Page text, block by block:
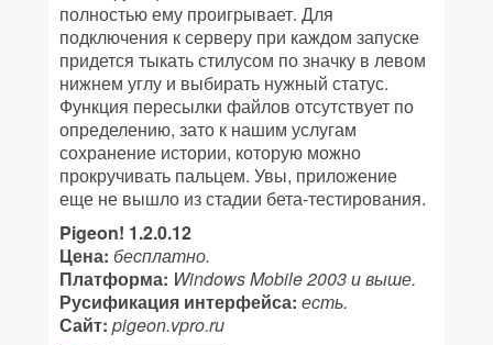
полностью ему проигрывает. Для
подключения к серверу при каждом запуске
придется тыкать стилусом по значку в левом
нижнем углу и выбирать нужный статус.
Функция пересылки файлов отсутствует по
определению, зато к нашим услугам
сохранение истории, которую можно
прокручивать пальцем. Увы, приложение
еще не вышло из стадии бета-тестирования.
Pigeon! 1.2.0.12
Цена: бесплатно.
Платформа: Windows Mobile 2003 и выше.
Русификация интерфейса: есть.
Сайт: pigeon.vpro.ru